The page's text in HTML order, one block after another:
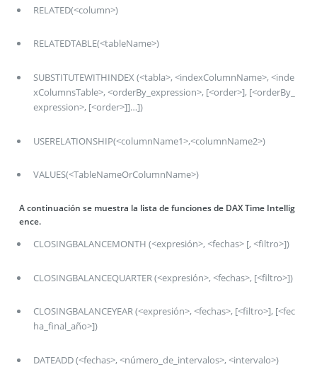
RELATED(<column>)
RELATEDTABLE(<tableName>)
SUBSTITUTEWITHINDEX (<tabla>, <indexColumnName>, <inde
xColumnsTable>, <orderBy_expression>, [<order>], [<orderBy_
expression>, [<order>]]…])
USERELATIONSHIP(<columnName1>,<columnName2>)
VALUES(<TableNameOrColumnName>)
A continuación se muestra la lista de funciones de DAX Time Intellig
ence.
CLOSINGBALANCEMONTH (<expresión>, <fechas> [, <filtro>])
CLOSINGBALANCEQUARTER (<expresión>, <fechas>, [<filtro>])
CLOSINGBALANCEYEAR (<expresión>, <fechas>, [<filtro>], [<fec
ha_final_año>])
DATEADD (<fechas>, <número_de_intervalos>, <intervalo>)